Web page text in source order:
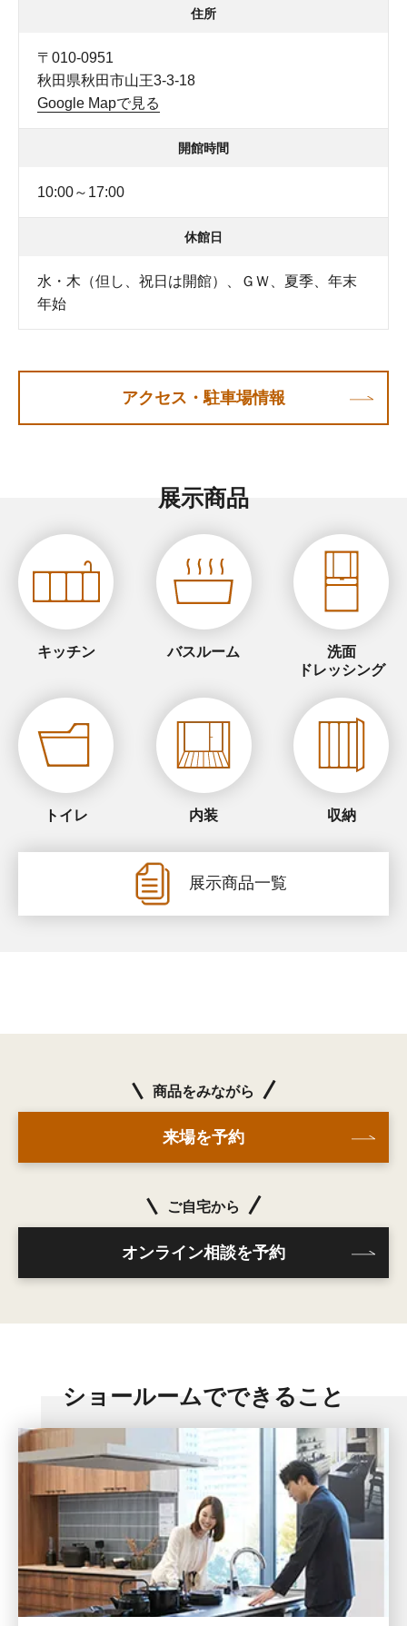
住所
〒010-0951
秋田県秋田市山王3-3-18
Google Mapで見る
開館時間
10:00～17:00
休館日
水・木（但し、祝日は開館）、ＧＷ、夏季、年末
年始
アクセス・駐車場情報
展示商品
キッチン バスルーム
洗面
ドレッシング
トイレ 内装 収納
展示商品一覧
商品をみながら
来場を予約
ご自宅から
オンライン相談を予約
ショールームでできること